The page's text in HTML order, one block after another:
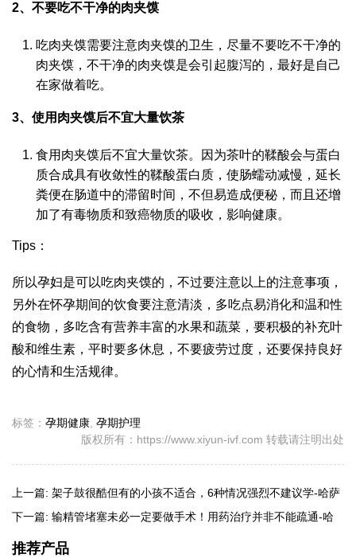
2、不要吃不干净的肉夹馍
吃肉夹馍需要注意肉夹馍的卫生，尽量不要吃不干净的
肉夹馍，不干净的肉夹馍是会引起腹泻的，最好是自己
在家做着吃。
3、使用肉夹馍后不宜大量饮茶
食用肉夹馍后不宜大量饮茶。因为茶叶的鞣酸会与蛋白
质合成具有收敛性的鞣酸蛋白质，使肠蠕动减慢，延长
粪便在肠道中的滞留时间，不但易造成便秘，而且还增
加了有毒物质和致癌物质的吸收，影响健康。
Tips：
所以孕妇是可以吃肉夹馍的，不过要注意以上的注意事项，
另外在怀孕期间的饮食要注意清淡，多吃点易消化和温和性
的食物，多吃含有营养丰富的水果和蔬菜，要积极的补充叶
酸和维生素，平时要多休息，不要疲劳过度，还要保持良好
的心情和生活规律。
标签： 孕期健康, 孕期护理
版权所有：https://www.xiyun-ivf.com 转载请注明出处
上一篇: 架子鼓很酷但有的小孩不适合，6种情况强烈不建议学-哈萨
克斯坦试管婴儿
下一篇: 输精管堵塞未必一定要做手术！用药治疗并非不能疏通-哈
萨克斯坦试管婴儿
推荐产品